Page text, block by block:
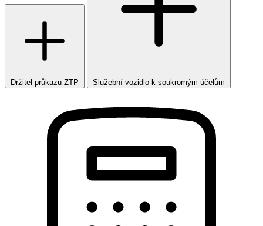
Držitel průkazu ZTP Služební vozidlo k soukromým účelům